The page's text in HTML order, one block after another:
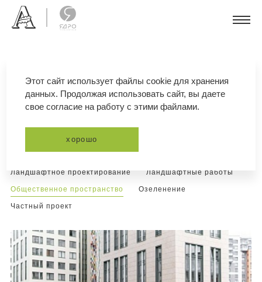
портфолио общественное
Ландшафтное проектирование Ландшафтные работы
Общественное пространство Озеленение
Частный проект
Этот сайт использует файлы cookie для хранения
данных. Продолжая использовать сайт, вы даете
свое согласие на работу с этими файлами.
хорошо